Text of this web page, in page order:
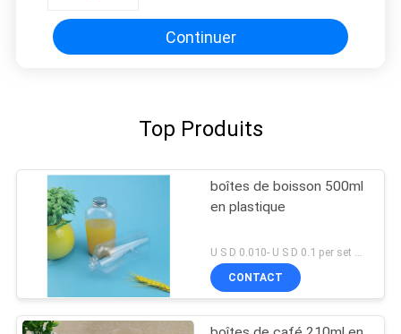
Continuer
Top Produits
boîtes de boisson 500ml
en plastique
U S D 0.010- U S D 0.1 per set MOQ:ensemble 5000
CONTACT